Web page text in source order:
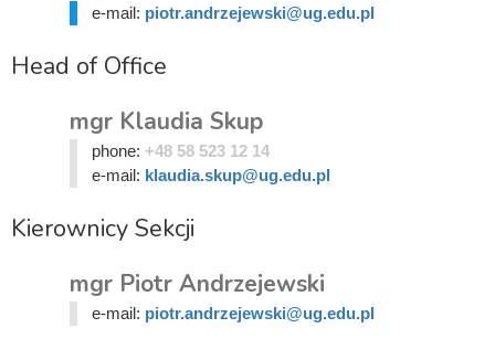
e-mail: piotr.andrzejewski@ug.edu.pl
Head of Office
mgr Klaudia Skup
phone: +48 58 523 12 14
e-mail: klaudia.skup@ug.edu.pl
Kierownicy Sekcji
mgr Piotr Andrzejewski
e-mail: piotr.andrzejewski@ug.edu.pl